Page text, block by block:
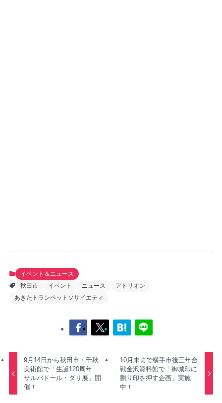
イベント＆ニュース
秋田市
イベント ニュース
アトリオン
あきたトランペットソサイエティ
9月14日から秋田市・千秋
美術館で「生誕120周年
サルバドール・ダリ展」開
催！
10月末まで横手市後三年合
戦金沢資料館で「御城印に
割り印を押す企画」実施
中！